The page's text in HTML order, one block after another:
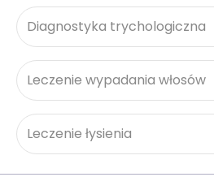
Diagnostyka trychologiczna
Leczenie wypadania włosów
Leczenie łysienia